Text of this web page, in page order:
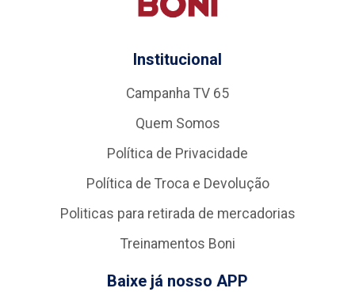
Institucional
Campanha TV 65
Quem Somos
Política de Privacidade
Política de Troca e Devolução
Politicas para retirada de mercadorias
Treinamentos Boni
Baixe já nosso APP